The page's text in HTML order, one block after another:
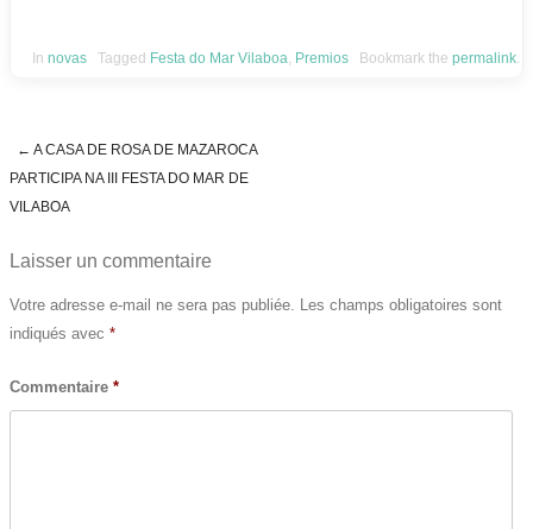
In novas Tagged Festa do Mar Vilaboa, Premios Bookmark the permalink.
Post navigation
← A CASA DE ROSA DE MAZAROCA
PARTICIPA NA III FESTA DO MAR DE
VILABOA
Laisser un commentaire
Votre adresse e-mail ne sera pas publiée.
Les champs obligatoires sont
indiqués avec *
Commentaire *